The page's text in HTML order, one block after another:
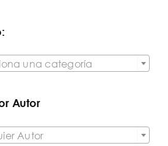
una categoría
Autor
Autor